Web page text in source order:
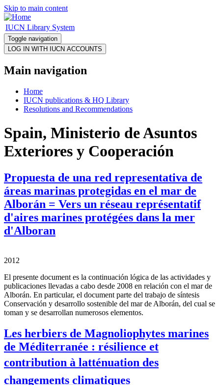
Skip to main content
IUCN Library System
Toggle navigation
Main navigation
Home
IUCN publications & HQ Library
Resolutions and Recommendations
Spain, Ministerio de Asuntos
Exteriores y Cooperación
Propuesta de una red representativa de
áreas marinas protegidas en el mar de
Alborán = Vers un réseau représentatif
d'aires marines protégées dans la mer
d'Alboran
2012
El presente document es la continuación lógica de las actividades y
publicaciones llevadas a cabo desde 2008 en relación con el mar de
Alborán. En particular, el document parte del trabajo de síntesis
Conservación y desarrollo sostenible del mar de Alborán, del cual se
toman y se desarrollan numerosos elementos.
Les herbiers de Magnoliophytes marines
de Méditerranée : résilience et
contribution à latténuation des
changements climatiques